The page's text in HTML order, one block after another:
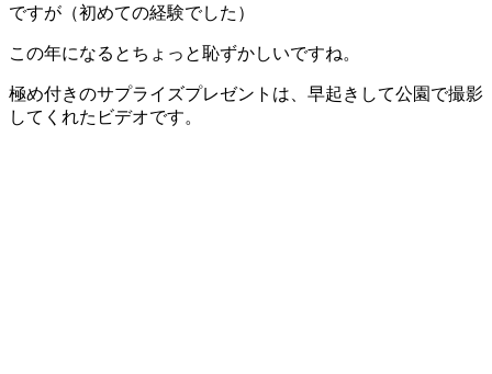
ですが（初めての経験でした）
この年になるとちょっと恥ずかしいですね。
極め付きのサプライズプレゼントは、早起きして公園で撮影
してくれたビデオです。